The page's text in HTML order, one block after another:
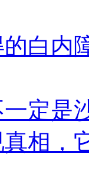
白内
定是
相，